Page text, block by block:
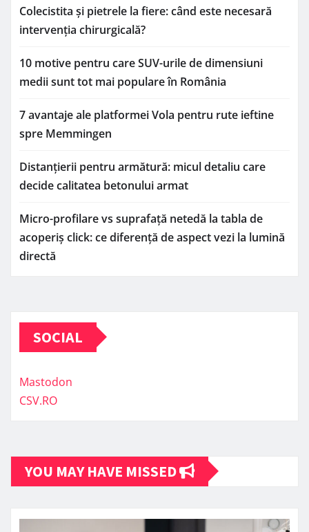
Colecistita și pietrele la fiere: când este necesară
intervenția chirurgicală?
10 motive pentru care SUV-urile de dimensiuni
medii sunt tot mai populare în România
7 avantaje ale platformei Vola pentru rute ieftine
spre Memmingen
Distanțierii pentru armătură: micul detaliu care
decide calitatea betonului armat
Micro-profilare vs suprafață netedă la tabla de
acoperiș click: ce diferență de aspect vezi la lumină
directă
SOCIAL
Mastodon
CSV.RO
YOU MAY HAVE MISSED